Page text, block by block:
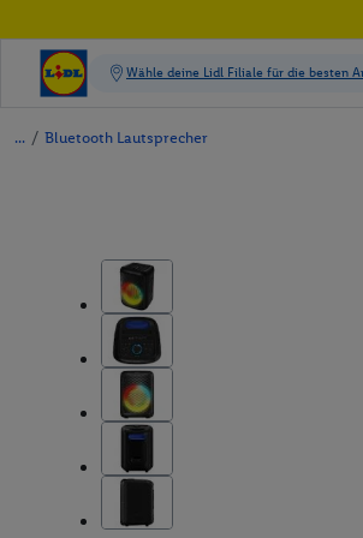
/ Bluetooth Lautsprecher